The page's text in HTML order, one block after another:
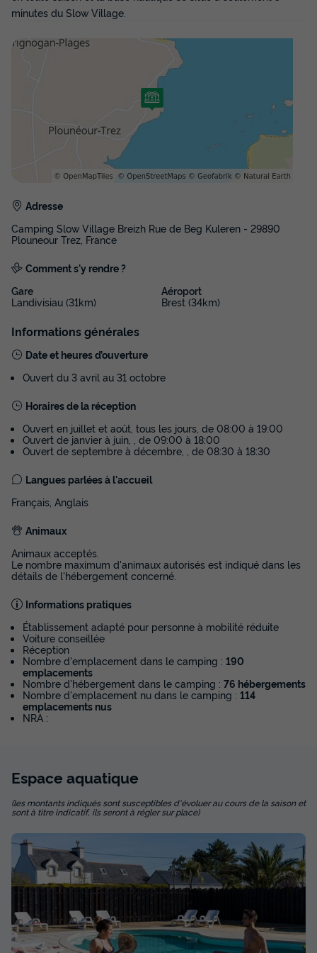
MOBILHOME 4 personnes - Cottage Confort - 2 chambres
29/10/2026
516 €
Voir les disponibilités
MOBILHOME 6 personnes - Cottage
Confort 3 chambres
33m² 6
Accès wifi Animaux autorisés * Cafetière
Congélateur
Réfrigérateur
+ 4
MOBILHOME 6 personnes - Cottage Confort 3 chambres
Meilleur prix pour 7 nuits
Modifier les dates
726 €
Voir les disponibilités
BUNGALOW 4 personnes - Cabane 2
chambres Vue Mer (avec sanitaires
privatifs sur l'emplacement)
Surface
16m² 4
Chambres
2
Salle de bain
1
Terrasse couverte Accès wifi
Animaux autorisés *
Cafetière
Congélateur
minutes du Slow Village.
Adresse
Camping Slow Village Breizh Rue de Beg Kuleren - 29890
Plouneour Trez, France
Comment s'y rendre ?
Gare
Landivisiau (31km)
Aéroport
Brest (34km)
Informations générales
Date et heures d’ouverture
Ouvert du 3 avril au 31 octobre
Horaires de la réception
Ouvert en juillet et août, tous les jours, de 08:00 à 19:00
Ouvert de janvier à juin, , de 09:00 à 18:00
Ouvert de septembre à décembre, , de 08:30 à 18:30
Langues parlées à l'accueil
Français, Anglais
Animaux
Animaux acceptés.
Le nombre maximum d'animaux autorisés est indiqué dans les
détails de l'hébergement concerné.
Informations pratiques
Établissement adapté pour personne à mobilité réduite
Voiture conseillée
Réception
Nombre d'emplacement dans le camping : 190
emplacements
Nombre d'hébergement dans le camping : 76 hébergements
Nombre d'emplacement nu dans le camping : 114
emplacements nus
NRA :
Espace aquatique
(les montants indiqués sont susceptibles d'évoluer au cours de la saison et
sont à titre indicatif, ils seront à régler sur place)